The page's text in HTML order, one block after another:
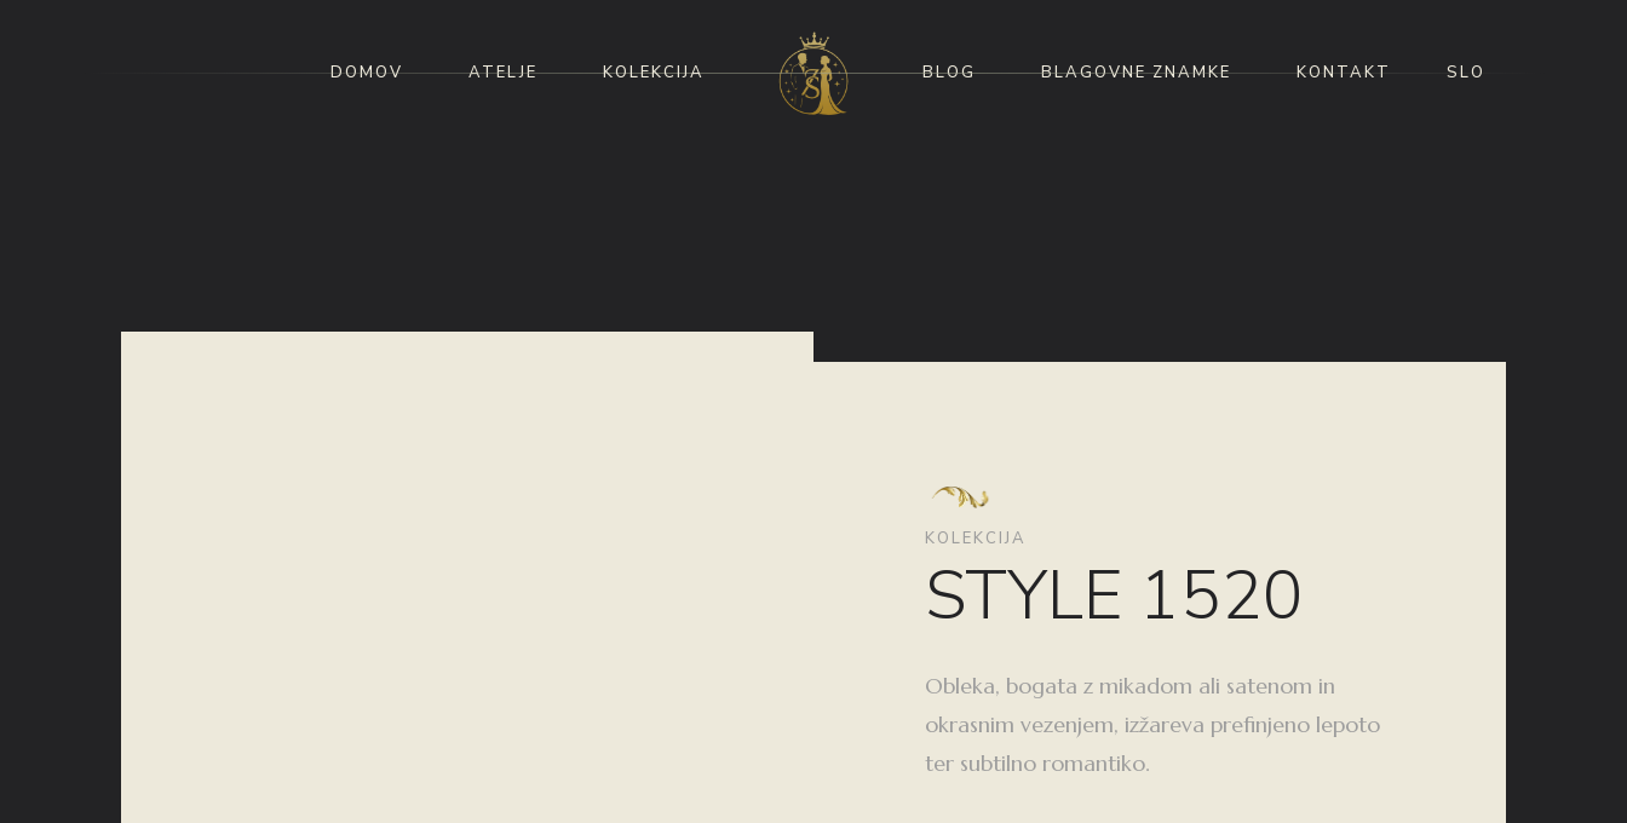
DOMOV ATELJE KOLEKCIJA BLOG BLAGOVNE ZNAMKE KONTAKT SLO
KOLEKCIJA
STYLE 1520
Obleka, bogata z mikadom ali satenom in
okrasnim vezenjem, izžareva prefinjeno lepoto
ter subtilno romantiko.